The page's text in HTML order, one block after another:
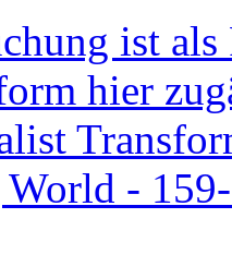
ist
hier
-